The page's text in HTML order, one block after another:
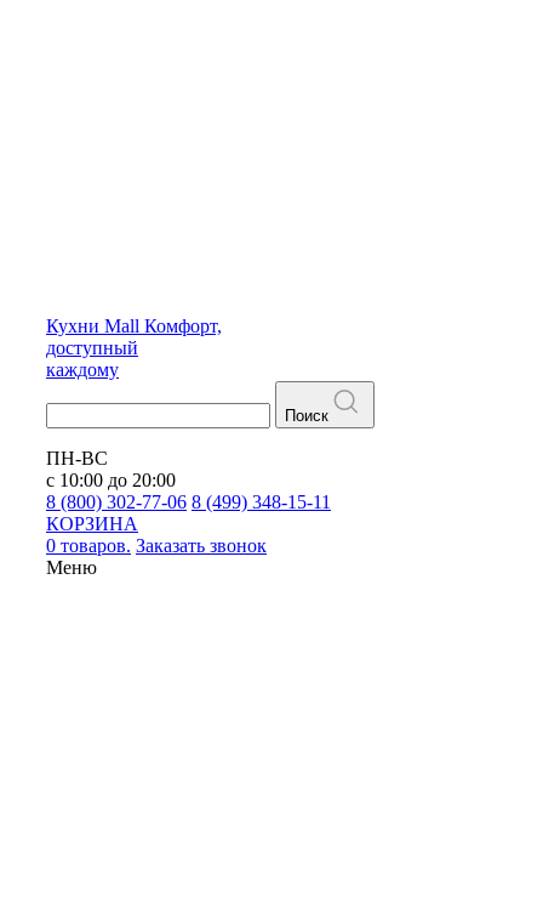
Кухни Mall Комфорт,
доступный
каждому
Поиск
ПН-ВС
с 10:00 до 20:00
8 (800) 302-77-06 8 (499) 348-15-11
КОРЗИНА
0 товаров. Заказать звонок
Меню